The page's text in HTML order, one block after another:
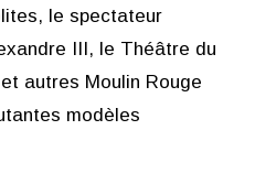
le spectateur
III, le Théâtre du
autres Moulin Rouge
modèles